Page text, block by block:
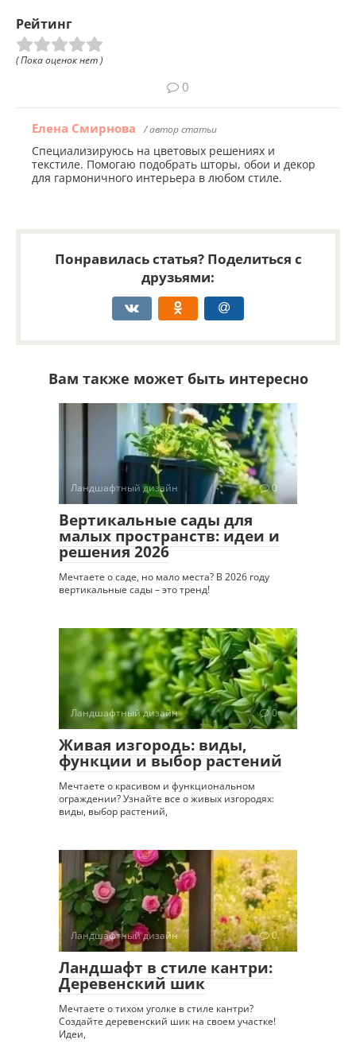
Рейтинг
( Пока оценок нет )
0
Елена Смирнова / автор статьи
Специализируюсь на цветовых решениях и
текстиле. Помогаю подобрать шторы, обои и декор
для гармоничного интерьера в любом стиле.
Понравилась статья? Поделиться с
друзьями:
Вам также может быть интересно
Ландшафтный дизайн 0
Вертикальные сады для
малых пространств: идеи и
решения 2026
Мечтаете о саде, но мало места? В 2026 году
вертикальные сады – это тренд!
Ландшафтный дизайн 0
Живая изгородь: виды,
функции и выбор растений
Мечтаете о красивом и функциональном
ограждении? Узнайте все о живых изгородях:
виды, выбор растений,
Ландшафтный дизайн 0
Ландшафт в стиле кантри:
Деревенский шик
Мечтаете о тихом уголке в стиле кантри?
Создайте деревенский шик на своем участке!
Идеи,